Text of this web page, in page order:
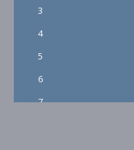
3
4
5
6
7